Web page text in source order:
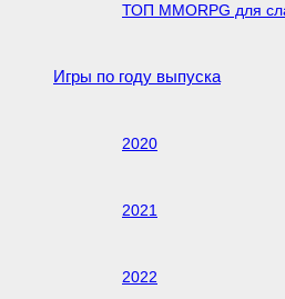
ТОП MMORPG для
Игры по году выпуска
2020
2021
2022